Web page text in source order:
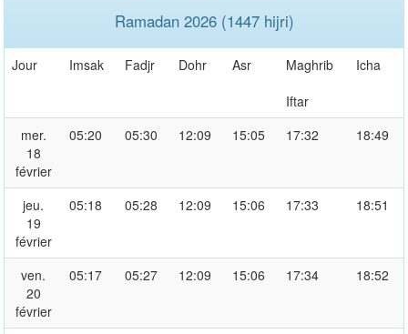
Ramadan 2026 (1447 hijri)
Jour Imsak Fadjr Dohr Asr
Maghrib
Iftar
Icha
mer.
18
février
05:20 05:30 12:09 15:05 17:32 18:49
jeu.
19
février
05:18 05:28 12:09 15:06 17:33 18:51
ven.
20
février
05:17 05:27 12:09 15:06 17:34 18:52